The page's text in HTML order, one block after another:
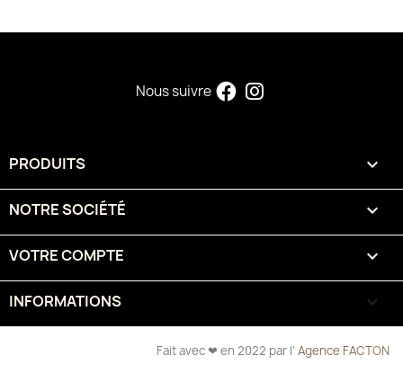
Nous suivre
PRODUITS 
NOTRE SOCIÉTÉ 
VOTRE COMPTE 
INFORMATIONS keyboard_arrow_down
Fait avec ❤ en 2022 par l’ Agence FACTON